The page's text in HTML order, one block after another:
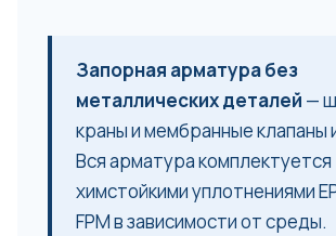
Запорная арматура без
металлических деталей —
краны и мембранные клапаны
Вся арматура комплектуется
химстойкими уплотнениями
FPM в зависимости от среды.